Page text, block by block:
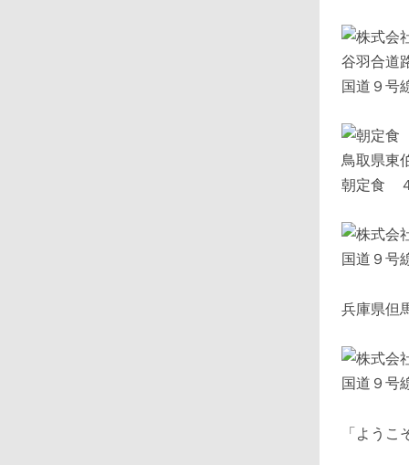
国道９号
朝定食
国道９
兵庫県但
国道９号
「よう